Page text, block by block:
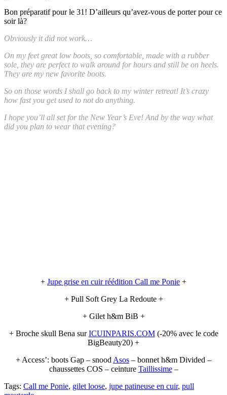
Bon préparatif pour le 31! D’ailleurs qu’avez-vous de porter pour ce
soir là?
Obviously it did not work…
On my feet great low boots, so comfortable, made with a rubber
sole, they are perfect to walk around for hours and still be on heels.
They are my new favorite boots.
So on those words I shall go back to my winter retreat! It’s crazy
how fast you get used to not do anything.
I hope you’ll all set for the New Year’s Eve! And by the way what
did you plan to wear that evening?
+ Jupe grise en cuir réédition Call me Ponie +
+ Pull Soft Grey La Redoute +
+ Gilet h&m BiB +
+ Broche skull Bena surICUINPARIS.COM(-20% avec le code
BigBeauty20) +
+ Access’: boots Gap – snood Asos – bonnet h&m Divided –
chaussettes COS – ceinture Taillissime–
Tags: Call me Ponie, gilet loose, jupe patineuse en cuir, pull